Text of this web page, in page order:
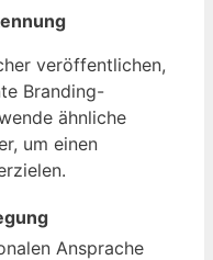
veröffentlichen,
Branding-
ähnliche
um einen
Ansprache